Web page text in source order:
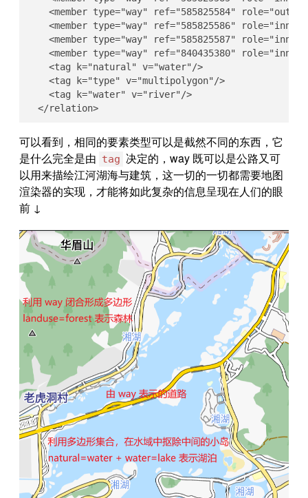
<member type="way" ref="585825584"
<member type="way" ref="585825586"
<member type="way" ref="585825587"
<member type="way" ref="840435380"
    <tag k="natural" v="water"/>
    <tag k="type" v="multipolygon"/>
    <tag k="water" v="river"/>
  </relation>
可以看到，相同的要素类型可以是截然不同的东西，它
是什么完全是由 tag 决定的，way 既可以是公路又可
以用来描绘江河湖海与建筑，这一切的一切都需要地图
渲染器的实现，才能将如此复杂的信息呈现在人们的眼
前 ↓